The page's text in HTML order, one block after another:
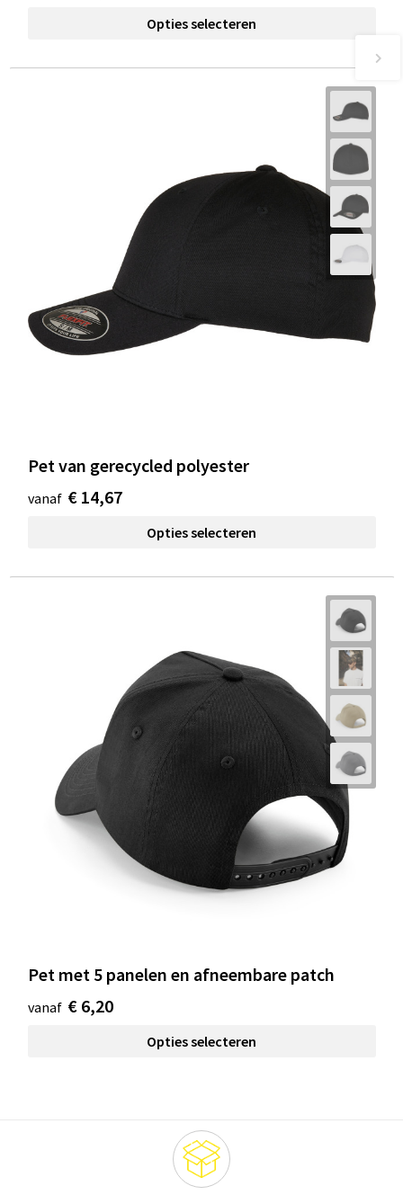
Opties selecteren
Pet van gerecycled polyester
vanaf € 14,67
Opties selecteren
Pet met 5 panelen en afneembare patch
vanaf € 6,20
Opties selecteren